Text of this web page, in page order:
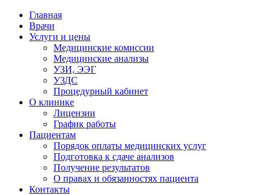
Главная
Врачи
Услуги и цены
Медицинские комиссии
Медицинские анализы
УЗИ, ЭЭГ
УЗДС
Процедурный кабинет
О клинике
Лицензии
График работы
Пациентам
Порядок оплаты медицинских услуг
Подготовка к сдаче анализов
Получение результатов
О правах и обязанностях пациента
Контакты